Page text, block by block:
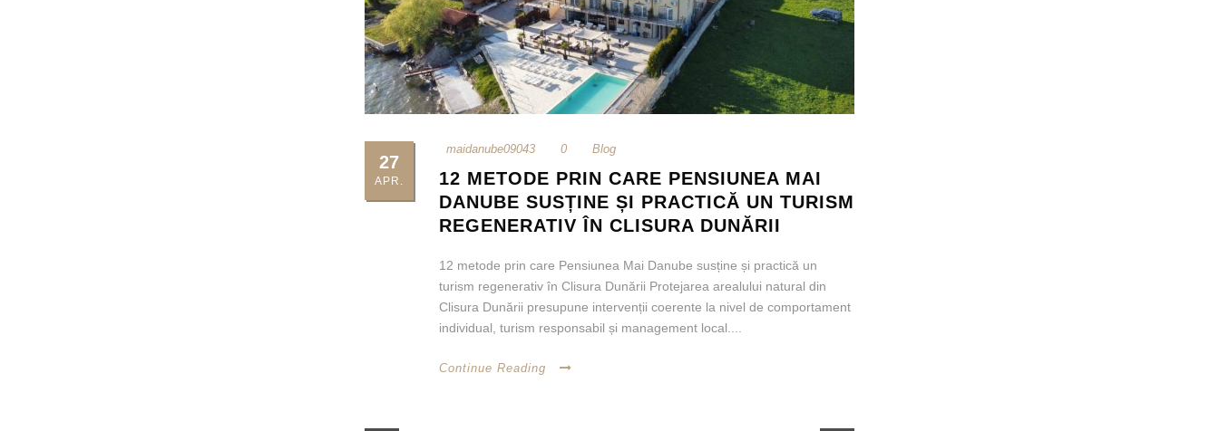
27
APR.
maidanube09043 0 Blog
12 METODE PRIN CARE PENSIUNEA MAI
DANUBE SUSȚINE ȘI PRACTICĂ UN TURISM
REGENERATIV ÎN CLISURA DUNĂRII
12 metode prin care Pensiunea Mai Danube susține și practică un
turism regenerativ în Clisura Dunării Protejarea arealului natural din
Clisura Dunării presupune intervenții coerente la nivel de comportament
individual, turism responsabil și management local....
Continue Reading